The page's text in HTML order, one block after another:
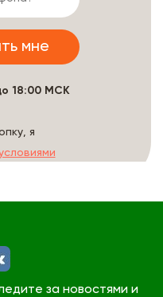
18:00 МСК
я
за новостями и